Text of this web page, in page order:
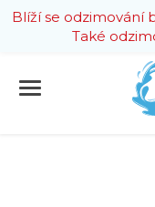
Blíží se odzimování
Také